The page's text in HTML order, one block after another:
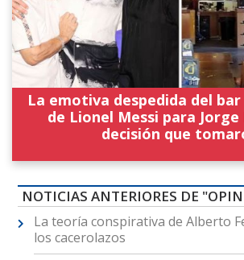
La emotiva despedida del
de Lionel Messi para Jorge
decisión que
NOTICIAS ANTERIORES DE
La teoría conspirativa de Alberto
los cacerolazos